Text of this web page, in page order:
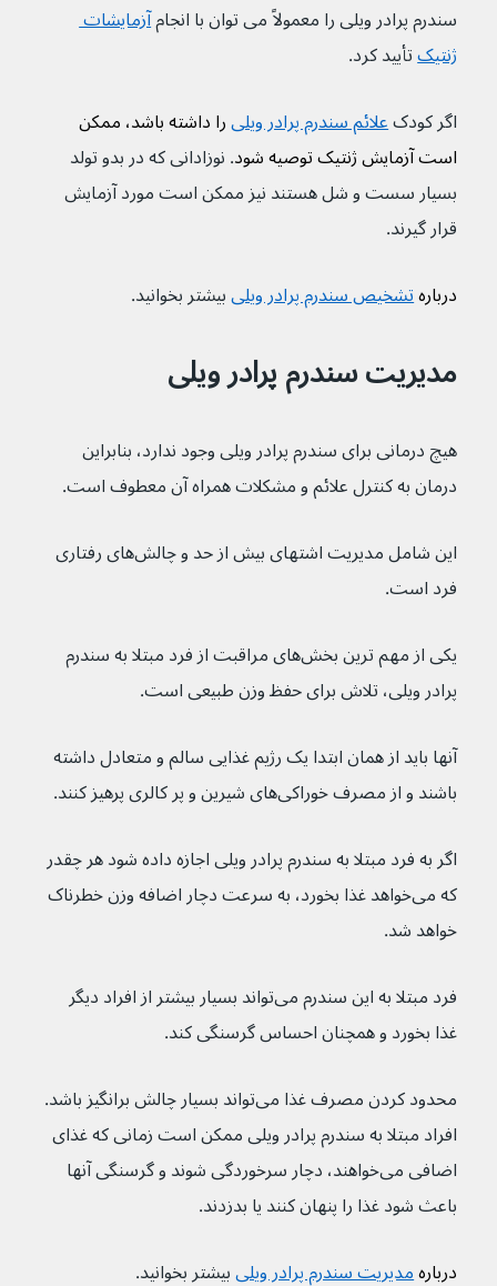
سندرم پرادر ویلی را معمولاً می توان با انجام آزمایشات
ژنتیک تأیید کرد.
اگر کودک علائم سندرم پرادر ویلی را داشته باشد، ممکن
است آزمایش ژنتیک توصیه شود. نوزادانی که در بدو تولد
بسیار سست و شل هستند نیز ممکن است مورد آزمایش
قرار گیرند.
درباره تشخیص سندرم پرادر ویلیبیشتر بخوانید.
مدیریت سندرم پرادر ویلی
هیچ درمانی برای سندرم پرادر ویلی وجود ندارد، بنابراین
درمان به کنترل علائم و مشکلات همراه آن معطوف است.
این شامل مدیریت اشتهای بیش از حد و چالش‌های رفتاری
فرد است.
یکی از مهم ترین بخش‌های مراقبت از فرد مبتلا به سندرم
پرادر ویلی، تلاش برای حفظ وزن طبیعی است.
آنها باید از همان ابتدا یک رژیم غذایی سالم و متعادل داشته
باشند و از مصرف خوراکی‌های شیرین و پر کالری پرهیز کنند.
اگر به فرد مبتلا به سندرم پرادر ویلی اجازه داده شود هر چقدر
که می‌خواهد غذا بخورد، به سرعت دچار اضافه وزن خطرناک
خواهد شد.
فرد مبتلا به این سندرم می‌تواند بسیار بیشتر از افراد دیگر
غذا بخورد و همچنان احساس گرسنگی کند.
محدود کردن مصرف غذا می‌تواند بسیار چالش برانگیز باشد.
افراد مبتلا به سندرم پرادر ویلی ممکن است زمانی که غذای
اضافی می‌خواهند، دچار سرخوردگی شوند و گرسنگی آنها
باعث شود غذا را پنهان کنند یا بدزدند.
درباره مدیریت سندرم پرادر ویلیبیشتر بخوانید.